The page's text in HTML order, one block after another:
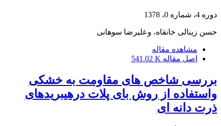
دوره 4، شماره 0، 1378
حسن زینالی خانقاه، وعلیرضا سوهانی
مشاهده مقاله
اصل مقاله 541.02 K
بررسی شاخص های مقاومت به خشکی
واستفاده از روش بای پلات درهیبریدهای
ذرت دانه ای